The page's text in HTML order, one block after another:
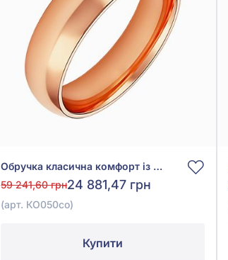
Обручка класична комфорт із червоного золота 585° без вставки, арт. КО050со
59 241,60 грн24 881,47 грн
(арт. КО050со)
Купити